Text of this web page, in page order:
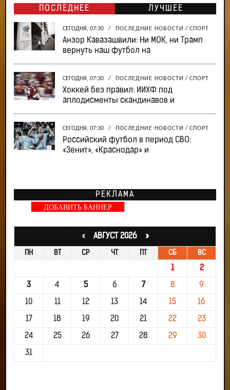
ПОСЛЕДНЕЕ ЛУЧШЕЕ
СЕГОДНЯ, 07:30 / ПОСЛЕДНИЕ НОВОСТИ / СПОРТ
Анзор Кавазашвили: Ни МОК, ни Трамп
вернуть наш футбол на
СЕГОДНЯ, 07:30 / ПОСЛЕДНИЕ НОВОСТИ / СПОРТ
Хоккей без правил: ИИХФ под
аплодисменты скандинавов и
СЕГОДНЯ, 07:30 / ПОСЛЕДНИЕ НОВОСТИ / СПОРТ
Российский футбол в период СВО:
«Зенит», «Краснодар» и
РЕКЛАМА
ДОБАВИТЬ БАННЕР
«АВГУСТ 2026 »
ПН ВТ СР ЧТ ПТ СБ ВС
1 2
3 4 5 6 7 8 9
10 11 12 13 14 15 16
17 18 19 20 21 22 23
24 25 26 27 28 29 30
31